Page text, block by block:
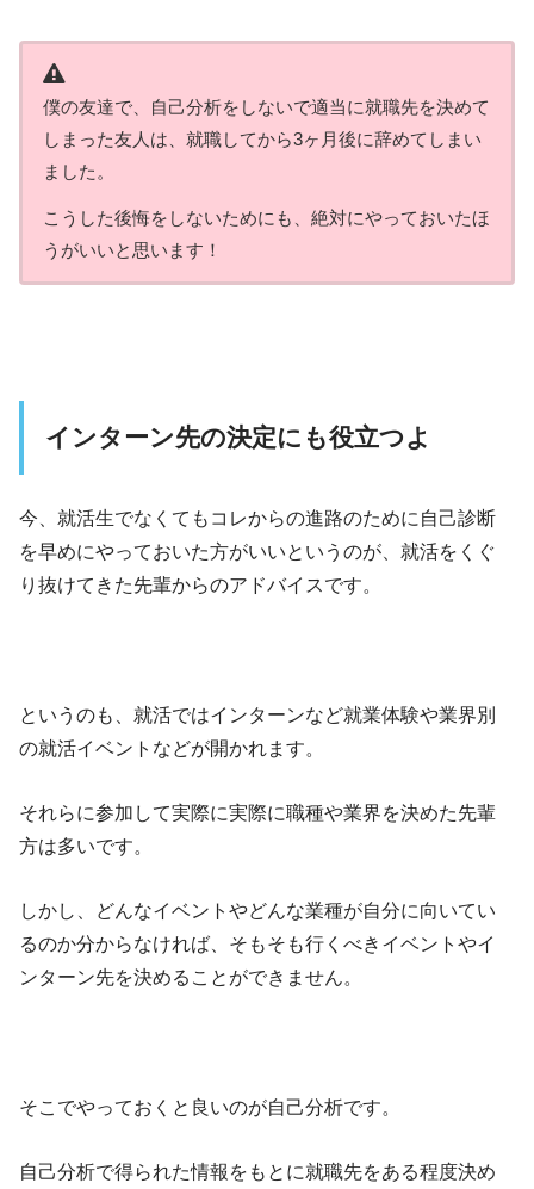
僕の友達で、自己分析をしないで適当に就職先を決めて
しまった友人は、就職してから3ヶ月後に辞めてしまい
ました。
こうした後悔をしないためにも、絶対にやっておいたほ
うがいいと思います！
インターン先の決定にも役立つよ
今、就活生でなくてもコレからの進路のために自己診断
を早めにやっておいた方がいいというのが、就活をくぐ
り抜けてきた先輩からのアドバイスです。
というのも、就活ではインターンなど就業体験や業界別
の就活イベントなどが開かれます。
それらに参加して実際に実際に職種や業界を決めた先輩
方は多いです。
しかし、どんなイベントやどんな業種が自分に向いてい
るのか分からなければ、そもそも行くべきイベントやイ
ンターン先を決めることができません。
そこでやっておくと良いのが自己分析です。
自己分析で得られた情報をもとに就職先をある程度決め